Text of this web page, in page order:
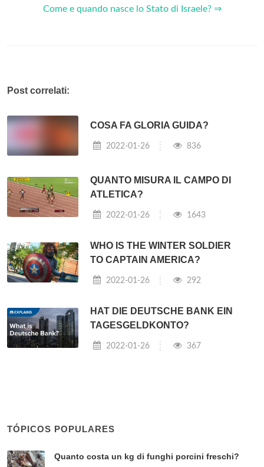
Come e quando nasce lo Stato di Israele? ⇒
Post correlati:
COSA FA GLORIA GUIDA?
2022-01-26 836
QUANTO MISURA IL CAMPO DI
ATLETICA?
2022-01-26 1643
WHO IS THE WINTER SOLDIER
TO CAPTAIN AMERICA?
2022-01-26 292
HAT DIE DEUTSCHE BANK EIN
TAGESGELDKONTO?
2022-01-26 367
TÓPICOS POPULARES
Quanto costa un kg di funghi porcini freschi?